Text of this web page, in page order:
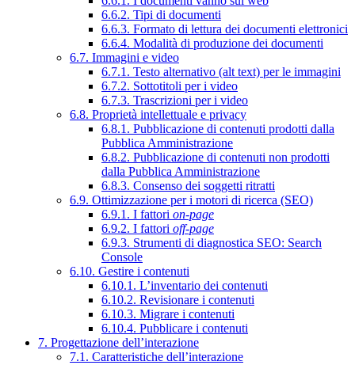
6.6.2. Tipi di documenti
6.6.3. Formato di lettura dei documenti elettronici
6.6.4. Modalità di produzione dei documenti
6.7. Immagini e video
6.7.1. Testo alternativo (alt text) per le immagini
6.7.2. Sottotitoli per i video
6.7.3. Trascrizioni per i video
6.8. Proprietà intellettuale e privacy
6.8.1. Pubblicazione di contenuti prodotti dalla
Pubblica Amministrazione
6.8.2. Pubblicazione di contenuti non prodotti
dalla Pubblica Amministrazione
6.8.3. Consenso dei soggetti ritratti
6.9. Ottimizzazione per i motori di ricerca (SEO)
6.9.1. I fattori on-page
6.9.2. I fattori off-page
6.9.3. Strumenti di diagnostica SEO: Search
Console
6.10. Gestire i contenuti
6.10.1. L’inventario dei contenuti
6.10.2. Revisionare i contenuti
6.10.3. Migrare i contenuti
6.10.4. Pubblicare i contenuti
7. Progettazione dell’interazione
7.1. Caratteristiche dell’interazione